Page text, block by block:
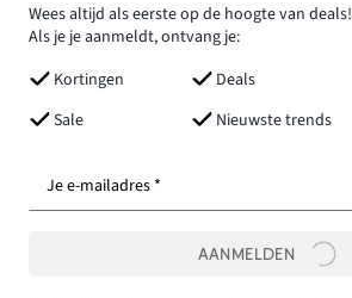
Wees altijd als eerste op de hoogte van deals!
Als je je aanmeldt, ontvang je:
Kortingen
Deals
Sale
Nieuwste trends
Je e-mailadres *
AANMELDEN